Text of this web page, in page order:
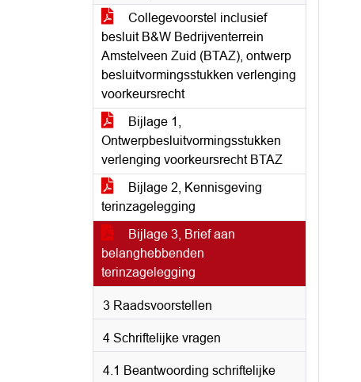
Collegevoorstel inclusief
besluit B&W Bedrijventerrein
Amstelveen Zuid (BTAZ), ontwerp
besluitvormingsstukken verlenging
voorkeursrecht
Bijlage 1,
Ontwerpbesluitvormingsstukken
verlenging voorkeursrecht BTAZ
Bijlage 2, Kennisgeving
terinzagelegging
Bijlage 3, Brief aan
belanghebbenden
terinzagelegging
3 Raadsvoorstellen
4 Schriftelijke vragen
4.1 Beantwoording schriftelijke